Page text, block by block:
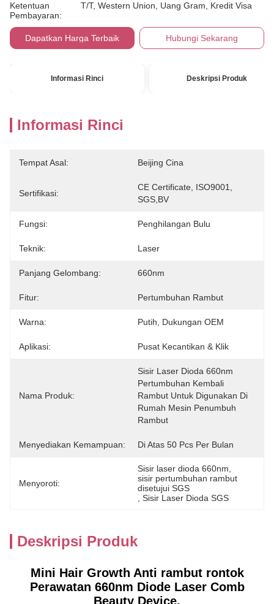
Ketentuan
Pembayaran:
T/T, Western Union, Uang Gram, Kredit Visa
Dapatkan Harga Terbaik Hubungi Sekarang
Informasi Rinci Deskripsi Produk
Informasi Rinci
Tempat Asal: Beijing Cina
Sertifikasi:
CE Certificate, ISO9001,
SGS,BV
Fungsi: Penghilangan Bulu
Teknik: Laser
Panjang Gelombang: 660nm
Fitur: Pertumbuhan Rambut
Warna: Putih, Dukungan OEM
Aplikasi: Pusat Kecantikan & Klik
Nama Produk:
Sisir Laser Dioda 660nm
Pertumbuhan Kembali
Rambut Untuk Digunakan Di
Rumah Mesin Penumbuh
Rambut
Menyediakan Kemampuan: Di Atas 50 Pcs Per Bulan
Menyoroti:
Sisir laser dioda 660nm
sisir pertumbuhan rambut
disetujui SGS
Sisir Laser Dioda SGS
Deskripsi Produk
Mini Hair Growth Anti rambut rontok
Perawatan 660nm Diode Laser Comb
Beauty Device,